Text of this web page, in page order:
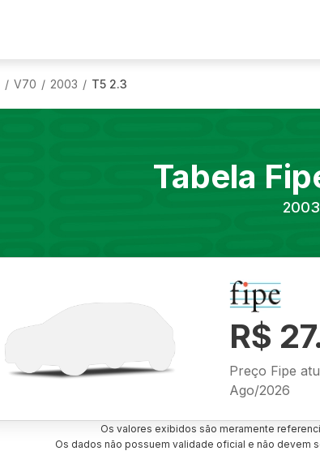
/ V70 / 2003 / T5 2.3
Tabela
2003
R$
Preço Fipe
Ago/2026
Os valores exibidos são meramente
Os dados não possuem validade oficial e não devem